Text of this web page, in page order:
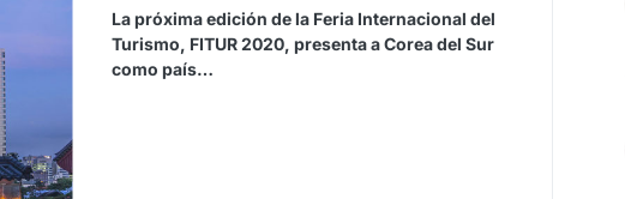
La próxima edición de la Feria Internacional del
Turismo, FITUR 2020, presenta a Corea del Sur
como país…